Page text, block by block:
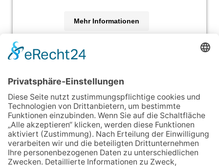
Mehr Informationen
Zertifikat(e):
Qualitätsmanagement-Auditor – DIN EN
ISO 9001:2015‎
Cert-Nr.: 16-021-120
IT-Sicherheits-Auditor – ISO 27001:2017